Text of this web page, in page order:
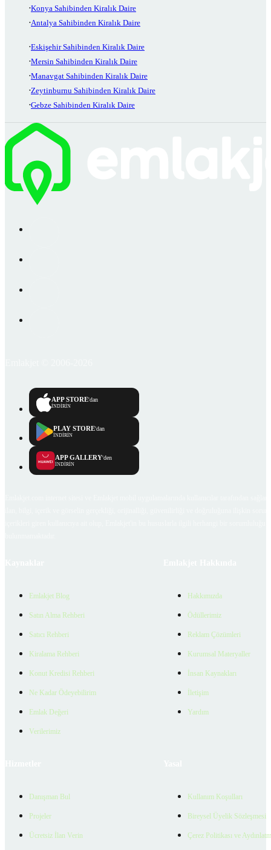
Konya Sahibinden Kiralık Daire
Antalya Sahibinden Kiralık Daire
Eskişehir Sahibinden Kiralık Daire
Mersin Sahibinden Kiralık Daire
Manavgat Sahibinden Kiralık Daire
Zeytinburnu Sahibinden Kiralık Daire
Gebze Sahibinden Kiralık Daire
APP STORE'dan
İNDİRİN
PLAY STORE'dan
İNDİRİN
APP GALLERY'den
İNDİRİN
Emlakjet Blog
Satın Alma Rehberi
Satıcı Rehberi
Kiralama Rehberi
Konut Kredisi Rehberi
Ne Kadar Ödeyebilirim
Emlak Değeri
Verilerimiz
Hakkımızda
Ödüllerimiz
Reklam Çözümleri
Kurumsal Materyaller
İnsan Kaynakları
İletişim
Yardım
Danışman Bul
Projeler
Ücretsiz İlan Verin
Kullanım Koşulları
Bireysel Üyelik Sözleşmesi
Çerez Politikası ve